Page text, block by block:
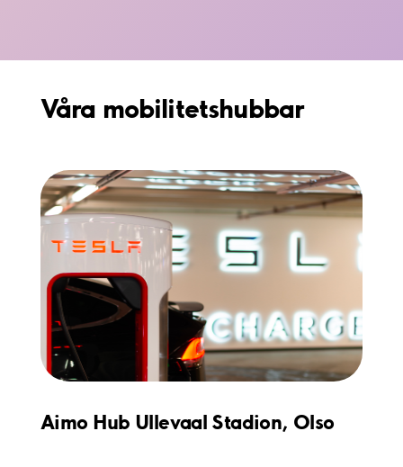
Våra mobilitetshubbar
Aimo Hub Ullevaal Stadion, Olso